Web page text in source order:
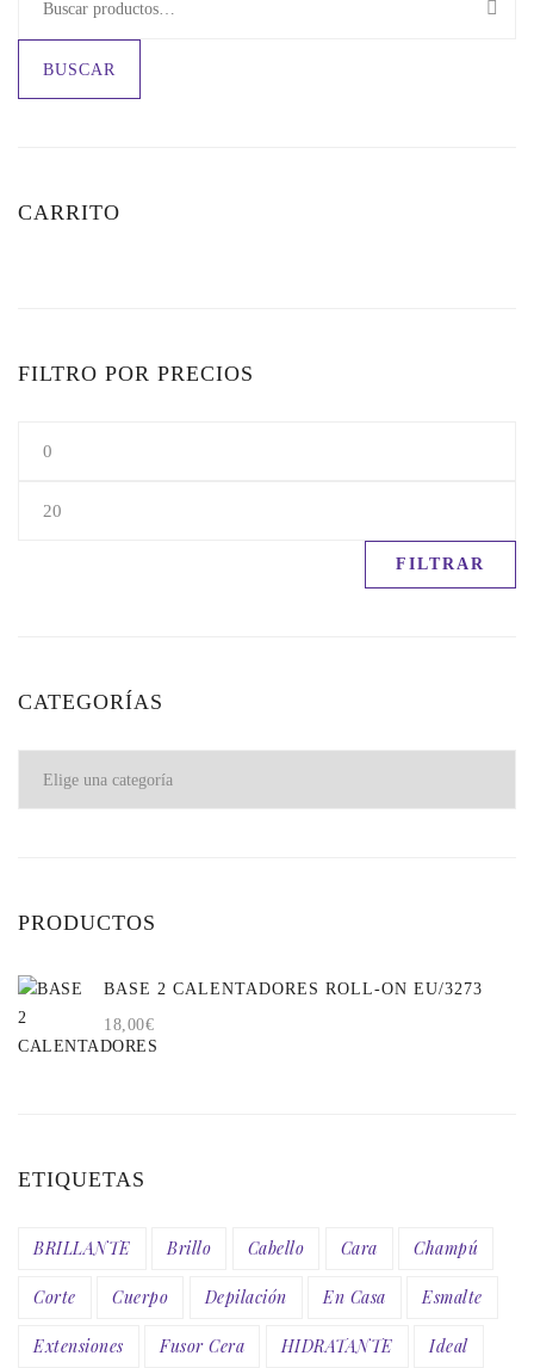
BUSCAR
CARRITO
FILTRO POR PRECIOS
FILTRAR
CATEGORÍAS
PRODUCTOS
BASE 2 CALENTADORES ROLL-ON EU/3273
18,00€
ETIQUETAS
BRILLANTE Brillo Cabello Cara Champú
Corte Cuerpo Depilación En Casa Esmalte
Extensiones Fusor Cera HIDRATANTE Ideal